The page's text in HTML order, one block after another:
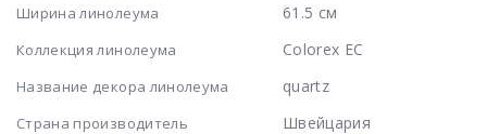
Ширина линолеума 61.5 см
Коллекция линолеума Colorex EC
Название декора линолеума quartz
Страна производитель
Швейцария